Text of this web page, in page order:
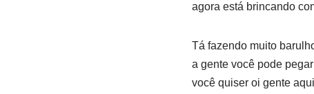
agora está brincando
Tá fazendo muito
a gente você pode
você quiser oi gente